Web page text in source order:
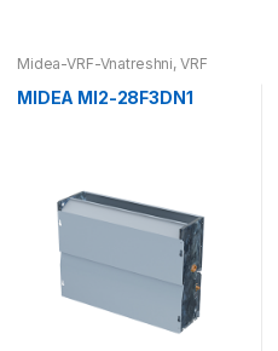
Midea-VRF-Vnatreshni, VRF
MIDEA MI2-28F3DN1